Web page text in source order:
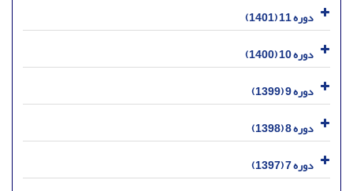
دوره 11 (1401)
دوره 10 (1400)
دوره 9 (1399)
دوره 8 (1398)
دوره 7 (1397)